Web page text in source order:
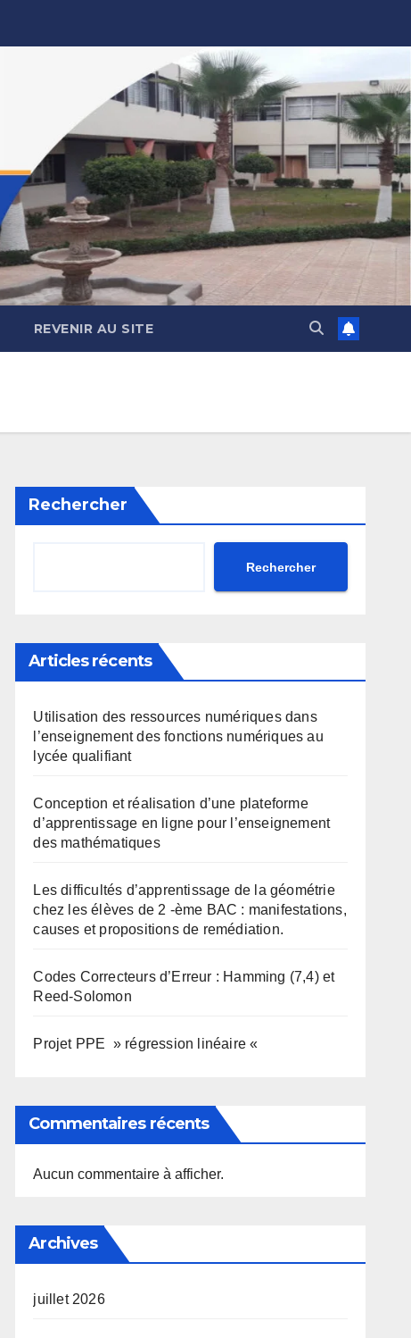
REVENIR AU SITE
Rechercher
Rechercher
Articles récents
Utilisation des ressources numériques dans
l’enseignement des fonctions numériques au
lycée qualifiant
Conception et réalisation d’une plateforme
d’apprentissage en ligne pour l’enseignement
des mathématiques
Les difficultés d’apprentissage de la géométrie
chez les élèves de 2 -ème BAC : manifestations,
causes et propositions de remédiation.
Codes Correcteurs d’Erreur : Hamming (7,4) et
Reed-Solomon
Projet PPE » régression linéaire «
Commentaires récents
Aucun commentaire à afficher.
Archives
juillet 2026